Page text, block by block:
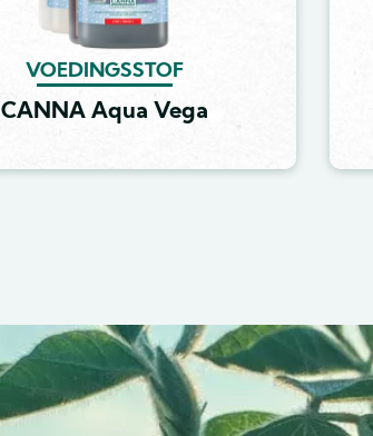
VOEDINGSSTOF
CANNA Aqua Vega